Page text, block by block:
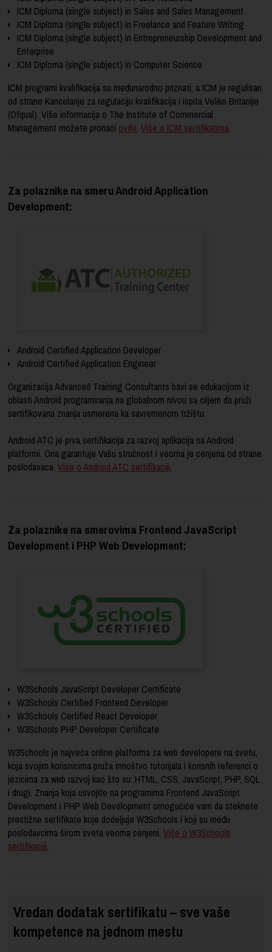
ICM Diploma (single subject) in Sales and Sales Management
ICM Diploma (single subject) in Freelance and Feature Writing
ICM Diploma (single subject) in Entrepreneurship Development and
Enterprise
ICM Diploma (single subject) in Computer Science
ICM programi kvalifikacija su međunarodno priznati, a ICM je regulisan
od strane Kancelarije za regulaciju kvalifikacija i ispita Velike Britanije
(Ofqual). Više informacija o The Institute of Commercial
Management možete pronaći ovde.Više o ICM sertifikatima.
Za polaznike na smeru Android Application
Development:
Android Certified Application Developer
Android Certified Application Engineer
Organizacija Advanced Training Consultants bavi se edukacijom iz
oblasti Android programiranja na globalnom nivou sa ciljem da pruži
sertifikovana znanja usmerena ka savremenom tržištu.
Android ATC je prva sertifikacija za razvoj aplikacija na Android
platformi. Ona garantuje Vašu stručnost i veoma je cenjena od strane
poslodavaca.Više o Android ATC sertifikaciji.
Za polaznike na smerovima Frontend JavaScript
Development i PHP Web Development:
W3Schools JavaScript Developer Certificate
W3Schools Certified Frontend Developer
W3Schools Certified React Developer
W3Schools PHP Developer Certificate
W3Schools je najveća online platforma za web developere na svetu,
koja svojim korisnicima pruža mnoštvo tutorijala i korisnih referenci o
jezicima za web razvoj kao što su: HTML, CSS, JavaScript, PHP, SQL
i drugi. Znanja koja usvojite na programima Frontend JavaScript
Development i PHP Web Development omogućiće vam da steknete
prestižne sertifikate koje dodeljuje W3Schools i koji su među
poslodavcima širom sveta veoma cenjeni.Više o W3Schools
sertifikaciji.
Vredan dodatak sertifikatu – sve vaše
kompetence na jednom mestu